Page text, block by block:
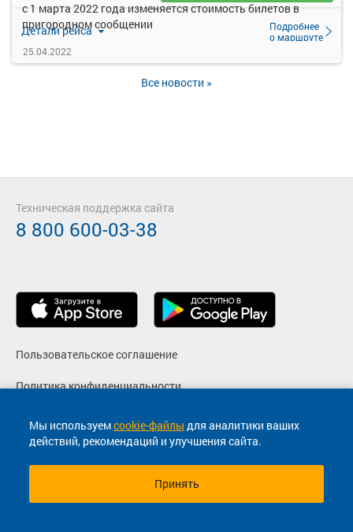
Детали рейса
Подробнее
о маршруте
с 1 марта 2022 года изменяется стоимость билетов в
пригородном сообщении
25.04.2022
Все новости »
Мы используемcookie-файлы для аналитики ваших
действий, рекомендаций и улучшения сайта.
Принять
Пользовательское соглашение
Политика конфиденциальности
Согласие на маркетинговые сообщения
Техническая поддержка сайта
8 800 600-03-38
© 2013-2026, ООО "Капитал"- Онлайн сервис продажи